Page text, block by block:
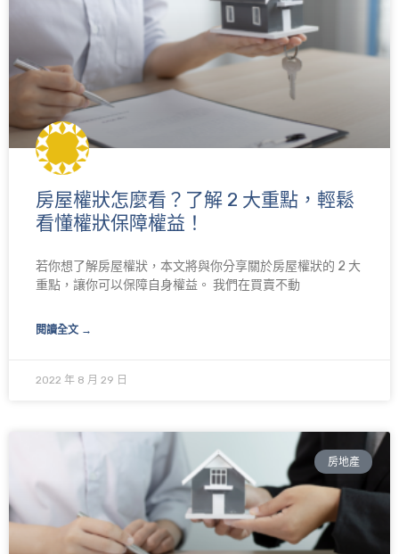
房屋權狀怎麼看？了解 2 大重點，輕鬆
看懂權狀保障權益！
若你想了解房屋權狀，本文將與你分享關於房屋權狀的 2 大
重點，讓你可以保障自身權益。 我們在買賣不動
閱讀全文 →
2022 年 8 月 29 日
房地產